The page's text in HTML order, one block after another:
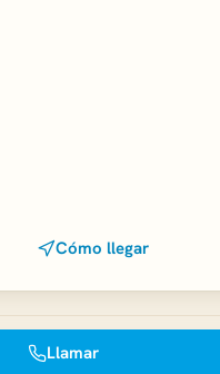
Cómo llegar
Llamar